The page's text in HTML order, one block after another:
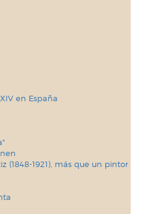
en España
(1848-1921), más que un pintor